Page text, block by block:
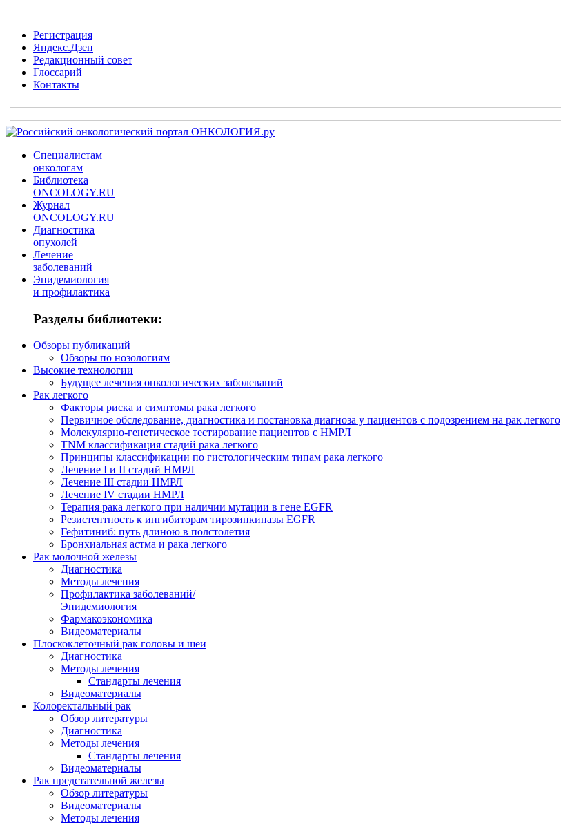
Регистрация
Яндекс.Дзен
Редакционный совет
Глоссарий
Контакты
Специалистам
онкологам
Библиотека
ONCOLOGY.RU
Журнал
ONCOLOGY.RU
Диагностика
опухолей
Лечение
заболеваний
Эпидемиология
и профилактика
Разделы библиотеки:
Обзоры публикаций
Обзоры по нозологиям
Высокие технологии
Будущее лечения онкологических заболеваний
Рак легкого
Факторы риска и симптомы рака легкого
Первичное обследование, диагностика и постановка диагноза у пациентов с подозрением на рак легкого
Молекулярно-генетическое тестирование пациентов с НМРЛ
TNM классификация стадий рака легкого
Принципы классификации по гистологическим типам рака легкого
Лечение I и II стадий НМРЛ
Лечение III стадии НМРЛ
Лечение IV стадии НМРЛ
Терапия рака легкого при наличии мутации в гене EGFR
Резистентность к ингибиторам тирозинкиназы EGFR
Гефитиниб: путь длиною в полстолетия
Бронхиальная астма и рака легкого
Рак молочной железы
Диагностика
Методы лечения
Профилактика заболеваний/
Эпидемиология
Фармакоэкономика
Видеоматериалы
Плоскоклеточный рак головы и шеи
Диагностика
Методы лечения
Стандарты лечения
Видеоматериалы
Колоректальный рак
Обзор литературы
Диагностика
Методы лечения
Стандарты лечения
Видеоматериалы
Рак предстательной железы
Обзор литературы
Видеоматериалы
Методы лечения